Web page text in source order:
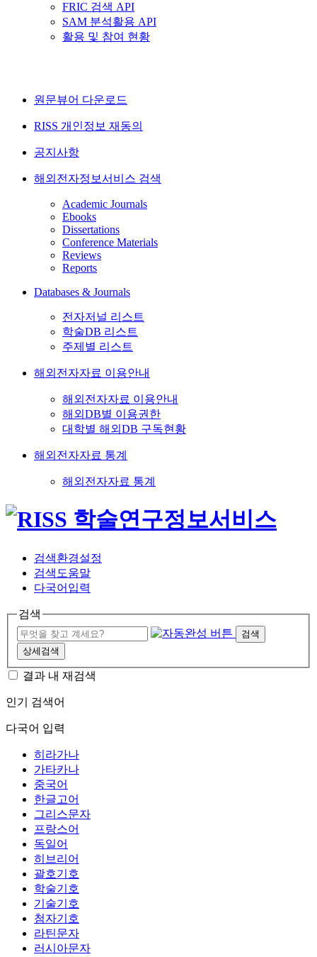
FRIC 검색 API
SAM 분석활용 API
활용 및 참여 현황
원문뷰어 다운로드
RISS 개인정보 재동의
공지사항
해외전자정보서비스 검색
Academic Journals
Ebooks
Dissertations
Conference Materials
Reviews
Reports
Databases & Journals
전자저널 리스트
학술DB 리스트
주제별 리스트
해외전자자료 이용안내
해외전자자료 이용안내
해외DB별 이용권한
대학별 해외DB 구독현황
해외전자자료 통계
해외전자자료 통계
검색환경설정
검색도움말
다국어입력
검색
검색
상세검색
결과 내 재검색
인기 검색어
다국어 입력
히라가나
가타카나
중국어
한글고어
그리스문자
프랑스어
독일어
히브리어
괄호기호
학술기호
기술기호
첨자기호
라틴문자
러시아문자